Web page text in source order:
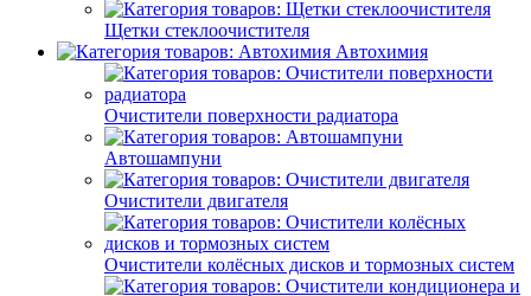
Щетки стеклоочистителя
Автохимия
Очистители поверхности радиатора
Автошампуни
Очистители двигателя
Очистители колёсных дисков и тормозных систем